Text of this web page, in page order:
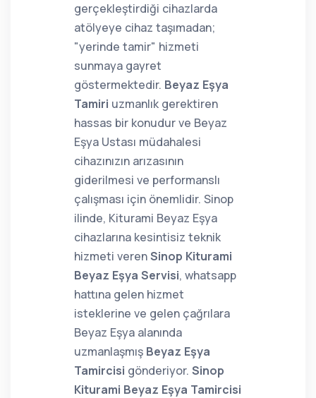
gerçekleştirdiği cihazlarda
atölyeye cihaz taşımadan;
"yerinde tamir" hizmeti
sunmaya gayret
göstermektedir. Beyaz Eşya
Tamiri uzmanlık gerektiren
hassas bir konudur ve Beyaz
Eşya Ustası müdahalesi
cihazınızın arızasının
giderilmesi ve performanslı
çalışması için önemlidir. Sinop
ilinde, Kiturami Beyaz Eşya
cihazlarına kesintisiz teknik
hizmeti verenSinop Kiturami
Beyaz Eşya Servisi, whatsapp
hattına gelen hizmet
isteklerine ve gelen çağrılara
Beyaz Eşya alanında
uzmanlaşmış Beyaz Eşya
Tamircisi gönderiyor. Sinop
Kiturami Beyaz Eşya Tamircisi